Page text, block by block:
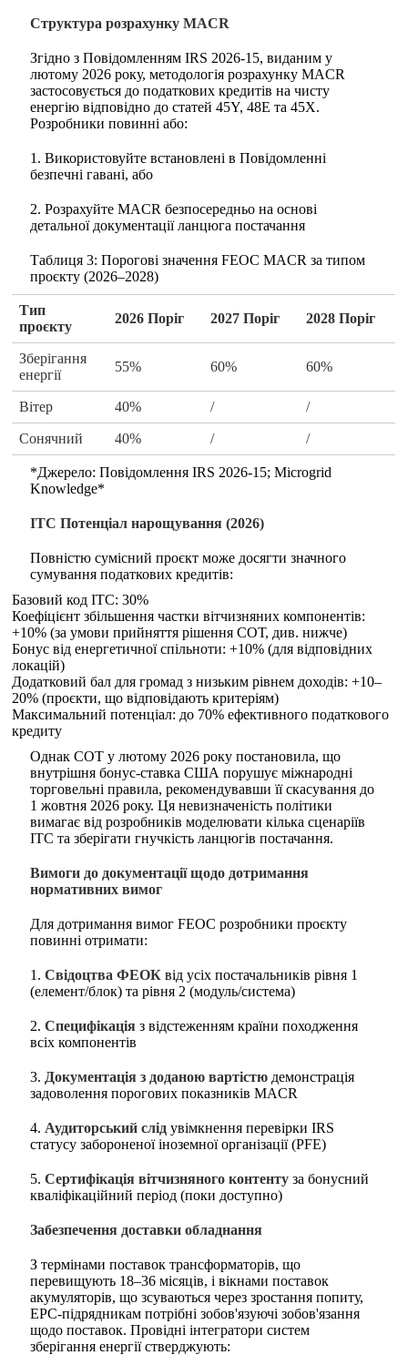
Структура розрахунку MACR
Згідно з Повідомленням IRS 2026-15, виданим у
лютому 2026 року, методологія розрахунку MACR
застосовується до податкових кредитів на чисту
енергію відповідно до статей 45Y, 48E та 45X.
Розробники повинні або:
1. Використовуйте встановлені в Повідомленні
безпечні гавані, або
2. Розрахуйте MACR безпосередньо на основі
детальної документації ланцюга постачання
Таблиця 3: Порогові значення FEOC MACR за типом
проєкту (2026–2028)
Тип
проєкту
2026 Поріг 2027 Поріг 2028 Поріг
Зберігання
енергії
55% 60% 60%
Вітер 40% / /
Сонячний 40% / /
*Джерело: Повідомлення IRS 2026-15; Microgrid
Knowledge*
ITC Потенціал нарощування (2026)
Повністю сумісний проєкт може досягти значного
сумування податкових кредитів:
Базовий код ITC: 30%
Коефіцієнт збільшення частки вітчизняних компонентів:
+10% (за умови прийняття рішення СОТ, див. нижче)
Бонус від енергетичної спільноти: +10% (для відповідних
локацій)
Додатковий бал для громад з низьким рівнем доходів: +10–
20% (проєкти, що відповідають критеріям)
Максимальний потенціал: до 70% ефективного податкового
кредиту
Однак СОТ у лютому 2026 року постановила, що
внутрішня бонус-ставка США порушує міжнародні
торговельні правила, рекомендувавши її скасування до
1 жовтня 2026 року. Ця невизначеність політики
вимагає від розробників моделювати кілька сценаріїв
ITC та зберігати гнучкість ланцюгів постачання.
Вимоги до документації щодо дотримання
нормативних вимог
Для дотримання вимог FEOC розробники проєкту
повинні отримати:
1.Свідоцтва ФЕОК від усіх постачальників рівня 1
(елемент/блок) та рівня 2 (модуль/система)
2.Специфікація з відстеженням країни походження
всіх компонентів
3. Документація з доданою вартістю демонстрація
задоволення порогових показників MACR
4. Аудиторський слід увімкнення перевірки IRS
статусу забороненої іноземної організації (PFE)
5.Сертифікація вітчизняного контенту за бонусний
кваліфікаційний період (поки доступно)
Забезпечення доставки обладнання
З термінами поставок трансформаторів, що
перевищують 18–36 місяців, і вікнами поставок
акумуляторів, що зсуваються через зростання попиту,
EPC-підрядникам потрібні зобов'язуючі зобов'язання
щодо поставок. Провідні інтегратори систем
зберігання енергії стверджують: